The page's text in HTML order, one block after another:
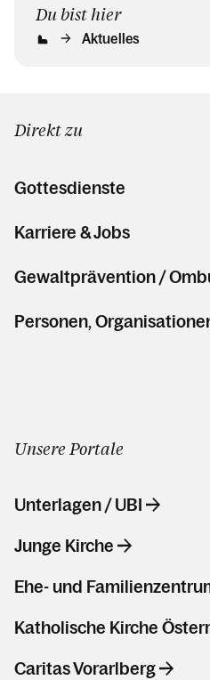
Du bist hier
Aktuelles
Direkt zu
Gottesdienste
Karriere & Jobs
Gewaltprävention /
Personen,
Unsere Portale
Unterlagen / UBI
Junge Kirche
Ehe- und
Katholische Kirche
Caritas Vorarlberg